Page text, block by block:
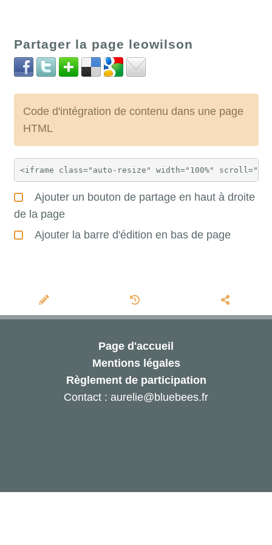
Partager la page leowilson
Code d'intégration de contenu dans une page
HTML
Ajouter un bouton de partage en haut à droite
de la page
Ajouter la barre d'édition en bas de page
Page d'accueil
Mentions légales
Règlement de participation
Contact : aurelie@bluebees.fr